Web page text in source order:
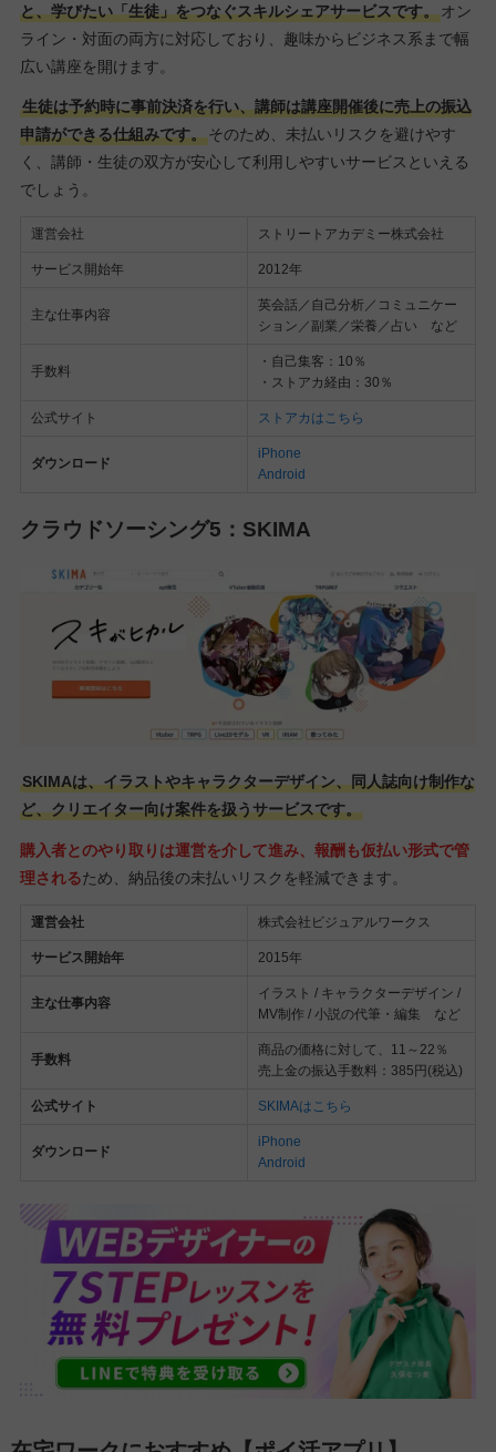
と、学びたい「生徒」をつなぐスキルシェアサービスです。オン
ライン・対面の両方に対応しており、趣味からビジネス系まで幅
広い講座を開けます。
生徒は予約時に事前決済を行い、講師は講座開催後に売上の振込
申請ができる仕組みです。そのため、未払いリスクを避けやす
く、講師・生徒の双方が安心して利用しやすいサービスといえる
でしょう。
運営会社 ストリートアカデミー株式会社
サービス開始年 2012年
主な仕事内容
英会話／自己分析／コミュニケー
ション／副業／栄養／占い など
手数料
・自己集客：10％
・ストアカ経由：30％
公式サイト ストアカはこちら
ダウンロード
iPhone
Android
クラウドソーシング5：SKIMA
SKIMAは、イラストやキャラクターデザイン、同人誌向け制作な
ど、クリエイター向け案件を扱うサービスです。
購入者とのやり取りは運営を介して進み、報酬も仮払い形式で管
理されるため、納品後の未払いリスクを軽減できます。
運営会社 株式会社ビジュアルワークス
サービス開始年 2015年
主な仕事内容
イラスト / キャラクターデザイン /
MV制作 / 小説の代筆・編集 など
手数料
商品の価格に対して、11～22％
売上金の振込手数料：385円(税込)
公式サイト SKIMAはこちら
ダウンロード
iPhone
Android